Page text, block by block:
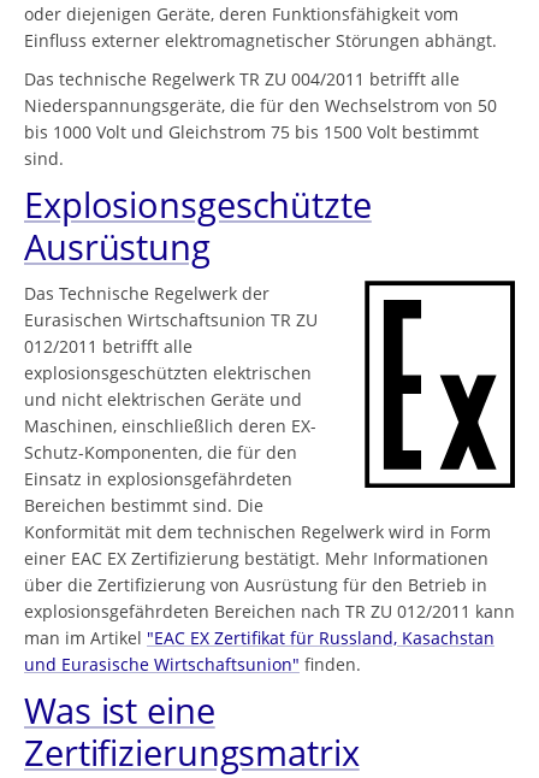
oder diejenigen Geräte, deren Funktionsfähigkeit vom
Einfluss externer elektromagnetischer Störungen abhängt.
Das technische Regelwerk TR ZU 004/2011 betrifft alle
Niederspannungsgeräte, die für den Wechselstrom von 50
bis 1000 Volt und Gleichstrom 75 bis 1500 Volt bestimmt
sind.
Explosionsgeschützte
Ausrüstung
Das Technische Regelwerk der
Eurasischen Wirtschaftsunion TR ZU
012/2011 betrifft alle
explosionsgeschützten elektrischen
und nicht elektrischen Geräte und
Maschinen, einschließlich deren EX-
Schutz-Komponenten, die für den
Einsatz in explosionsgefährdeten
Bereichen bestimmt sind. Die
Konformität mit dem technischen Regelwerk wird in Form
einer EAC EX Zertifizierung bestätigt. Mehr Informationen
über die Zertifizierung von Ausrüstung für den Betrieb in
explosionsgefährdeten Bereichen nach TR ZU 012/2011 kann
man im Artikel "EAC EX Zertifikat für Russland, Kasachstan
und Eurasische Wirtschaftsunion" finden.
Was ist eine
Zertifizierungsmatrix